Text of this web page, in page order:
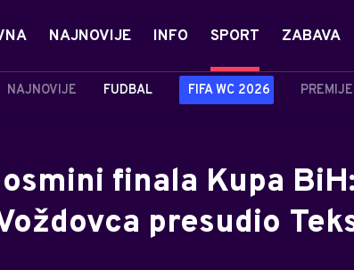
NAJNOVIJE INFO SPORT
NAJNOVIJE FUDBAL FIFA WC 2026
ZABAVA
finala Kupa
presudio